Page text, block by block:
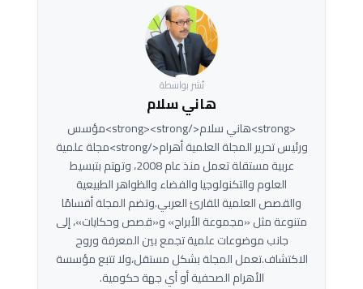
نُشر بواسطة
هاني سلام
<strong>هاني سلام</strong><strong>مؤسس
ورئيس تحرير المجلة العلمية أهرام</strong>مجلة علمية
عربية مستقلة تعمل منذ عام 2008، وتهتم بتبسيط
العلوم والتكنولوجيا والفضاء والظواهر الطبيعية
والقصص العلمية للقارئ العربي.وتضم المجلة أقسامًا
متنوعة مثل «مجموعة الأبراج» و«قصص وحكايات»، إلى
جانب موضوعات علمية تجمع بين المعرفة وروح
الاكتشاف.تعمل المجلة بشكل مستقل،ولا تتبع مؤسسة
الأهرام الصحفية أو أي جهة حكومية.